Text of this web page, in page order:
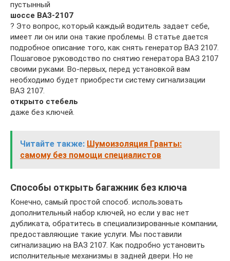
пустынный
шоссе ВАЗ-2107
? Это вопрос, который каждый водитель задает себе,
имеет ли он или она такие проблемы. В статье дается
подробное описание того, как снять генератор ВАЗ 2107.
Пошаговое руководство по снятию генератора ВАЗ 2107
своими руками. Во-первых, перед установкой вам
необходимо будет приобрести систему сигнализации
ВАЗ 2107.
открыто стебель
даже без ключей.
Читайте также: Шумоизоляция Гранты:
самому без помощи специалистов
Способы открыть багажник без ключа
Конечно, самый простой способ. использовать
дополнительный набор ключей, но если у вас нет
дубликата, обратитесь в специализированные компании,
предоставляющие такие услуги. Мы поставили
сигнализацию на ВАЗ 2107. Как подробно установить
исполнительные механизмы в задней двери. Но не